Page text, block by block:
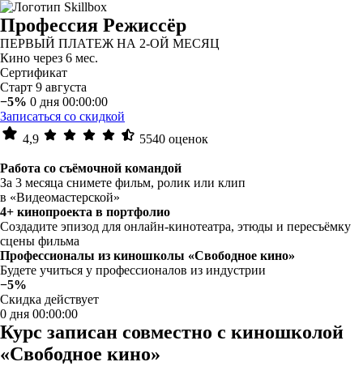
Профессия Режиссёр
ПЕРВЫЙ ПЛАТЕЖ НА 2-ОЙ МЕСЯЦ
Кино через 6 мес.
Сертификат
Старт 9 августа
−5% 0 дня 00:00:00
Записаться со скидкой
4,9
5540 оценок
Работа со съёмочной командой
За 3 месяца снимете фильм, ролик или клип
в «Видеомастерской»
4+ кинопроекта в портфолио
Создадите эпизод для онлайн-кинотеатра, этюды и пересъёмку
сцены фильма
Профессионалы из киношколы «Свободное кино»
Будете учиться у профессионалов из индустрии
−5%
Скидка действует
0 дня 00:00:00
Курс записан совместно с киношколой
«Свободное кино»